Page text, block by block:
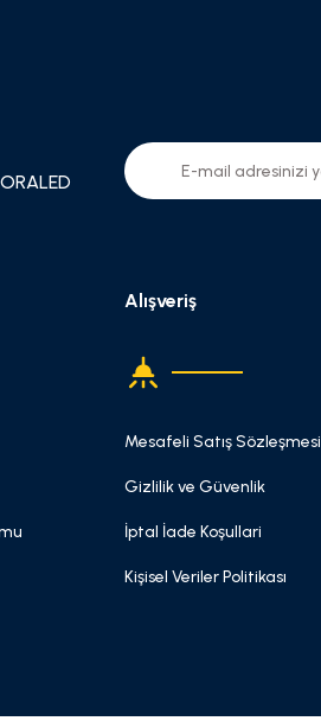
Alışveriş
Mesafeli Satış Sözleşmesi
Gizlilik ve Güvenlik
İptal İade Koşullari
Kişisel Veriler Politikası